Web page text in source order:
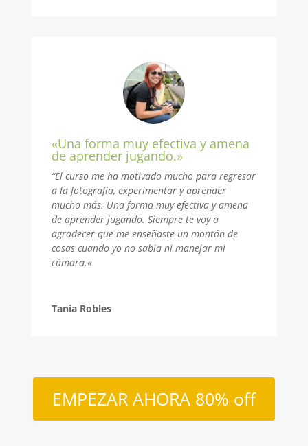
«Una forma muy efectiva y amena
de aprender jugando.»
“El curso me ha motivado mucho para regresar
a la fotografía, experimentar y aprender
mucho más. Una forma muy efectiva y amena
de aprender jugando. Siempre te voy a
agradecer que me enseñaste un montón de
cosas cuando yo no sabia ni manejar mi
cámara.«
Tania Robles
EMPEZAR AHORA 80% off